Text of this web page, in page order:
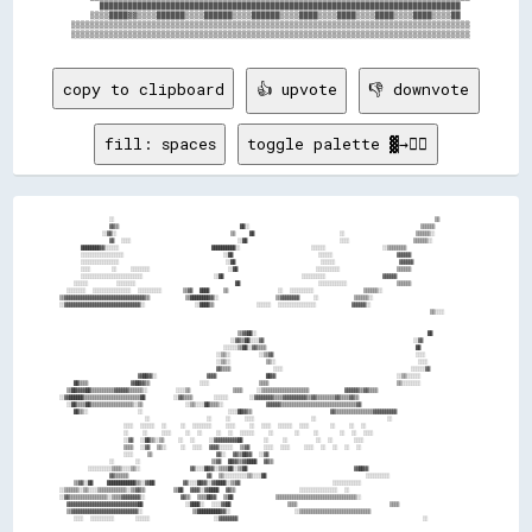
      ▒▒▒▒████▓▓▒▒▒▒██████▒▒▒▒██████▒▒▒▒██████▒▒▒▒████▒▒▒▒████▒▒▒▒████▒▒▒▒████▒▒▒▒██
  ▒▒▒▒▒▒▒▒▒▒▒▒▒▒▒▒▒▒▒▒▒▒▒▒▒▒▒▒▒▒▒▒▒▒▒▒▒▒▒▒▒▒▒▒▒▒▒▒▒▒▒▒▒▒▒▒▒▒▒▒▒▒▒▒▒▒▒▒▒▒▒▒▒▒▒▒▒▒▒▒▒▒▒▒
copy to clipboard 👍 upvote 👎 downvote
fill: spaces toggle palette ▓→✊🏽
              ░░                                                                                          ▒▒
              ▓▓▒▒                                  ██░░                                                ▒▒▒▒▒▒
            ░░▓▓░░                                ▒▒    ██                        ░░                    ▒▒▒▒▒▒░░
              ▓▓  ░░░░                              ░░██                          ░░░░                  ▒▒▒▒▒▒░░
      ████████▓▓░░░░░░                          ██████████░░                    ░░░░░░                ░░▒▒▒▒▒▒▒▒
      ░░░░░░░░░░░░░░░░░░                            ░░██                        ░░░░░░                  ▓▓▓▓▓▓
      ░░░░░░░░░░░░░░░░                              ░░██                        ░░░░░░                  ▓▓▓▓▓▓
      ░░░░      ░░    ░░░░░░░░                      ░░██                      ░░░░░░░░░░                ▒▒▒▒▒▒
      ░░░░░░░░░░░░░░░░░░░░░░░░░░                    ░░██                      ░░░░░░░░░░                ▓▓▓▓▓▓
    ░░░░░░        ░░░░░░░░                            ██                      ░░░░░░░░░░░░              ▒▒▒▒▒▒
  ░░░░░░░░  ░░░░░░░░░░░░░░░░  ░░░░░░░░░░      ▒▒▓▓  ████    ▒▒              ░░  ░░░░░░░░░░              ▒▒▒▒▒▒░░
▒▒▓▓▓▓▓▓▓▓▓▓▓▓▓▓▓▓▓▓▓▓▓▓▓▓▓▓▓▓▓▓▓▓▓▓▒▒          ▒▒████████▓▓░░                ▒▒▓▓▓▓▓▓▓▓    ░░          ▒▒▒▒▒▒░░
░░▓▓▓▓▓▓▓▓▓▓▓▓▓▓▓▓▓▓▓▓▓▓▓▓▓▓▓▓▓▓▓▓░░              ░░████▒▒            ░░░░░░  ░░░░░░░░░░░░░░░░          ▓▓▓▓▓▓░░
                                                                                                        ▒▒░░░░
                                                  ▒▒▓▓██░░                                                ██
                                                ░░▓▓▒▒██░░░░▓▓                                          ░░▓▓
                                              ░░░░░░▒▒██░░▓▓▒▒▒▒                                          ██
                                            ░░▒▒░░        ░░▒▒▓▓                                        ░░░░
                                            ░░▒▒░░          ▒▒░░                                        ░░░░
                                            ▓▓▒▒▒▒            ░░░░                                    ░░░░░░▓▓
                      ▓▓██▓▓░░              ▓▓▓▓              ██▓▓                                  ░░▒▒░░░░░░
    ██▒▒▒▒            ▓▓██▓▓▒▒              ░░░░              ▒▒▒▒                                    ▒▒░░░░░░░░
  ▒▒██▓▓▓▓██▒▒▒▒▒▒▒▒▒▒▓▓▓▓▓▓▒▒▒▒▒▒░░        ░░░░▒▒            ▒▒▒▒    ░░▒▒▒▒▒▒▒▒▒▒▒▒▒▒▒▒▒▒▒▒          ▓▓▓▓▓▓▒▒▓▓▒▒▒▒
░░▓▓██████▒▒▒▒▒▒▒▒▒▒▒▒▒▒▒▒▒▒▒▒▒▒▒▒██        ░░▓▓▒▒▒▒      ░░░░░░      ░░▓▓▓▓▓▓▓▓▒▒▒▒▓▓▓▓▓▓▓▓▓▓▒▒▓▓▒▒▒▒▒▒▒▒▓▓▒▒▒▒▓▓▒▒
  ░░██▒▒▒▒██▒▒▒▒▒▒▒▒▒▒▒▒▒▒▒▒▒▒░░▒▒            ░░▒▒░░░░██▒▒▒▒░░            ▓▓▓▓▓▓▒▒▒▒▒▒▒▒▒▒▒▒▒▒▒▒▒▒▒▒▒▒▒▒▒▒▒▒▒▒▒▒▓▓
    ██▒▒░░              ░░                        ░░░░██▓▓▒▒                      ▓▓▒▒▒▒▒▒▒▒▒▒▒▒▒▒▒▒▓▓▓▓▓▓▓▓▓▓
                        ░░                ░░    ░░    ░░░░                ░░                    ░░
                  ░░░░  ░░░░░░  ░░    ░░  ░░░░░░░░    ░░░░    ░░  ░░░░  ░░░░░░  ░░░░      ░░    ░░  ░░
                  ░░    ░░    ░░░░    ░░  ░░    ░░  ░░  ░░░░░░    ░░      ░░    ░░      ░░  ░░  ░░░░
                  ░░▓▓  ░░██▒▒░░▒▒    ░░  ░░    ░░▓▓▓▓▓▓▓▓▓▓██      ░░    ░░        ░░  ░░      ░░░░
                  ▒▒▒▒  ░░▓▓  ▒▒░░    ░░  ░░░░  ▓▓▓▓░░░░░░  ▒▒▓▓    ░░░░  ░░░░    ░░░░  ░░  ░░  ░░  ░░
                  ░░░░    ▒▒                  ▓▓░░  ▓▓▒▒██▓▓  ░░▓▓
              ░░      ░░                    ▒▒▓▓  ██▓▓▒▒▓▓████  ▓▓▒▒
        ░░░░░░░░░░▒▒▒▒░░░░▒▒░░              ▓▓░░░░██▓▓░░▒▒▒▒██░░▒▒██                              ▓▓██▓▓
              ▓▓▒▒▒▒▒▒                      ▓▓  ▒▒░░░░░░░░░░▒▒░░░░██                            ░░░░░░░░░░
    ▒▒▓▓░░██    ████████████▒▒░░▓▓██        ▓▓░░░░██▓▓░░▓▓████░░▒▒▓▓                          ░░░░░░░░░░░░
░░▒▒▒▒▒▒░░▒▒░░░░▒▒▒▒▒▒▒▒▒▒▒▒░░▒▒▓▓▒▒        ▒▒██  ▓▓▓▓░░▓▓████  ▓▓▒▒                  ░░░░░░░░░░░░░░░░  ░░
░░▓▓▒▒▒▒▒▒▒▒▒▒▒▒▒▒▒▒░░▒▒▒▒▓▓▓▓▓▓▓▓░░          ▓▓▒▒  ▒▒▒▒██▓▓  ▒▒██            ▒▒▒▒▒▒▒▒▒▒▒▒▒▒▒▒▒▒▒▒▒▒▒▒▒▒▒▒▒▒▒▒▒▒░░
  ▓▓▓▓▓▓▓▓▓▓▓▓▓▓▓▓▓▓▓▓▓▓▓▓▓▓▓▓▓▓██            ░░████░░  ░░░░▓▓██                ▒▒▒▒                          ▒▒▒▒
  ▒▒▓▓▓▓▓▓▓▓▓▓▓▓▓▓▓▓▓▓▓▓▓▓▓▓▓▓▓▓░░              ▒▒██████████▓▓░░                  ░░▒▒▒▒▒▒▒▒▒▒▒▒▒▒▒▒▒▒▒▒▒▒▒▒▒▒▒▒▒▒
    ░░░░  ░░░░░░░░░░      ░░░░░░                  ░░▓▓▓▓▓▓▓▓                                                    ░░